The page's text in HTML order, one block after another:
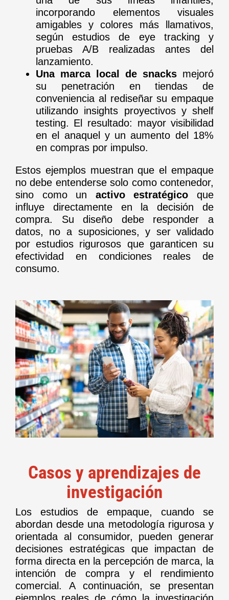
incorporando elementos visuales
amigables y colores más llamativos,
según estudios de eye tracking y
pruebas A/B realizadas antes del
lanzamiento.
Una marca local de snacks mejoró
su penetración en tiendas de
conveniencia al rediseñar su empaque
utilizando insights proyectivos y shelf
testing. El resultado: mayor visibilidad
en el anaquel y un aumento del 18%
en compras por impulso.
Estos ejemplos muestran que el empaque
no debe entenderse solo como contenedor,
sino como un activo estratégico que
influye directamente en la decisión de
compra. Su diseño debe responder a
datos, no a suposiciones, y ser validado
por estudios rigurosos que garanticen su
efectividad en condiciones reales de
consumo.
Casos y aprendizajes de
investigación
Los estudios de empaque, cuando se
abordan desde una metodología rigurosa y
orientada al consumidor, pueden generar
decisiones estratégicas que impactan de
forma directa en la percepción de marca, la
intención de compra y el rendimiento
comercial. A continuación, se presentan